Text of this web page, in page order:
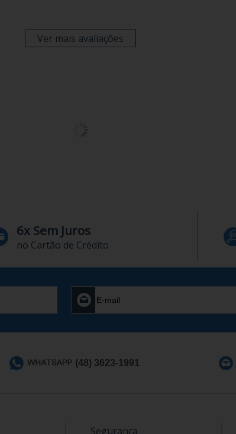
Ver mais avaliações
6x Sem Juros
no Cartão de Crédito
(48) 3623-1991
Segurança